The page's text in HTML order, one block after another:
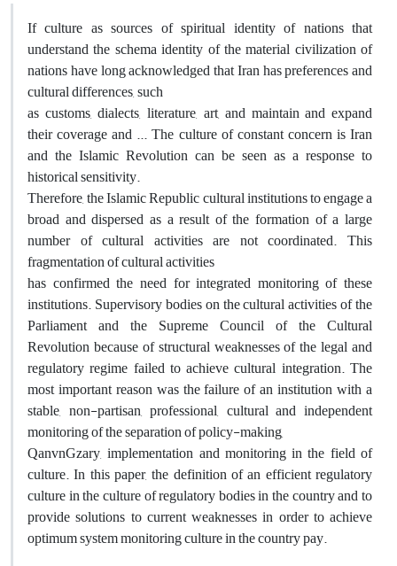
If culture as sources of spiritual identity of nations that
understand the schema identity of the material civilization of
nations have long acknowledged that Iran has preferences and
cultural differences, such
as customs, dialects, literature, art, and maintain and expand
their coverage and ... The culture of constant concern is Iran
and the Islamic Revolution can be seen as a response to
historical sensitivity.
Therefore, the Islamic Republic cultural institutions to engage a
broad and dispersed as a result of the formation of a large
number of cultural activities are not coordinated. This
fragmentation of cultural activities
has confirmed the need for integrated monitoring of these
institutions. Supervisory bodies on the cultural activities of the
Parliament and the Supreme Council of the Cultural
Revolution because of structural weaknesses of the legal and
regulatory regime failed to achieve cultural integration. The
most important reason was the failure of an institution with a
stable, non-partisan, professional, cultural and independent
monitoring of the separation of policy-making,
Qanvn‌Gzary, implementation and monitoring in the field of
culture. In this paper, the definition of an efficient regulatory
culture in the culture of regulatory bodies in the country and to
provide solutions to current weaknesses in order to achieve
optimum system monitoring culture in the country pay.